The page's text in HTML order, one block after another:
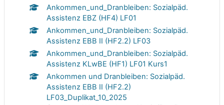
Ankommen_und_Dranbleiben: Sozialpäd.
Assistenz EBZ (HF4) LF01
Ankommen_und_Dranbleiben: Sozialpäd.
Assistenz EBB II (HF2.2) LF03
Ankommen_und_Dranbleiben: Sozialpäd.
Assistenz KLwBE (HF1) LF01 Kurs1
Ankommen und Dranbleiben: Sozialpäd.
Assistenz EBB II (HF2.2)
LF03_Duplikat_10_2025